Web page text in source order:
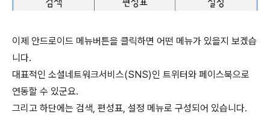
이제 안드로이드 메뉴버튼을 클릭하면 어떤 메뉴가 있을지 보겠습
니다.
대표적인 소셜네트워크서비스(SNS)인 트위터와 페이스북으로
연동할 수 있군요.
그리고 하단에는 검색, 편성표, 설정 메뉴로 구성되어 있습니다.